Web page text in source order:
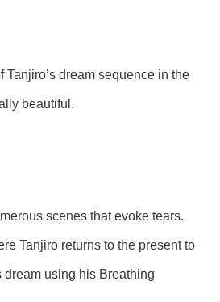
dream sequence in the
beautiful.
scenes that evoke tears.
Tanjiro returns to the present to
using his Breathing